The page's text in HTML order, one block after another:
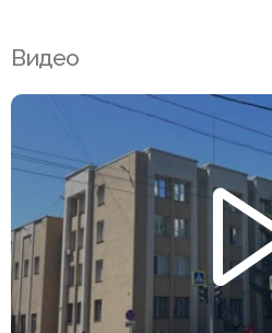
Видео